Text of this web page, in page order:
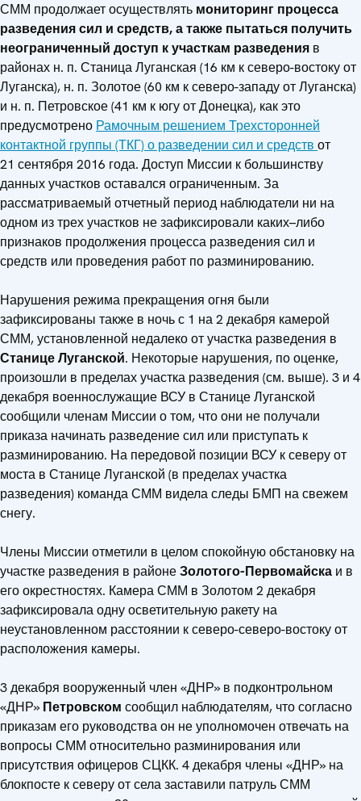
СММ продолжает осуществлять мониторинг процесса
разведения сил и средств, а также пытаться получить
неограниченный доступ к участкам разведения в
районах н. п. Станица Луганская (16 км к северо-востоку от
Луганска), н. п. Золотое (60 км к северо-западу от Луганска)
и н. п. Петровское (41 км к югу от Донецка), как это
предусмотрено Рамочным решением Трехсторонней
контактной группы (ТКГ) о разведении сил и средств от
21 сентября 2016 года. Доступ Миссии к большинству
данных участков оставался ограниченным. За
рассматриваемый отчетный период наблюдатели ни на
одном из трех участков не зафиксировали каких–либо
признаков продолжения процесса разведения сил и
средств или проведения работ по разминированию.
Нарушения режима прекращения огня были
зафиксированы также в ночь с 1 на 2 декабря камерой
СММ, установленной недалеко от участка разведения в
Станице Луганской. Некоторые нарушения, по оценке,
произошли в пределах участка разведения (см. выше). 3 и 4
декабря военнослужащие ВСУ в Станице Луганской
сообщили членам Миссии о том, что они не получали
приказа начинать разведение сил или приступать к
разминированию. На передовой позиции ВСУ к северу от
моста в Станице Луганской (в пределах участка
разведения) команда СММ видела следы БМП на свежем
снегу.
Члены Миссии отметили в целом спокойную обстановку на
участке разведения в районеЗолотого-Первомайска и в
его окрестностях. Камера СММ в Золотом 2 декабря
зафиксировала одну осветительную ракету на
неустановленном расстоянии к северо-северо-востоку от
расположения камеры.
3 декабря вооруженный член «ДНР» в подконтрольном
«ДНР» Петровском сообщил наблюдателям, что согласно
приказам его руководства он не уполномочен отвечать на
вопросы СММ относительно разминирования или
присутствия офицеров СЦКК. 4 декабря члены «ДНР» на
блокпосте к северу от села заставили патруль СММ